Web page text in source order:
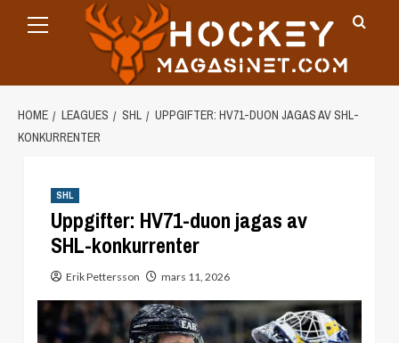
Menu
HOME LEAGUES SHL
UPPGIFTER: HV71-DUON JAGAS AV SHL-
KONKURRENTER
SHL
Uppgifter: HV71-duon jagas av
SHL-konkurrenter
Erik Pettersson mars 11, 2026